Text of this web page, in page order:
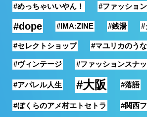
#めっちゃいいやん！ #ファッショ
#dope #IMA:ZINE #銭湯 #
#セレクトショップ #マユリカのう
#ヴィンテージ #ファッションスナ
#アパレル人生 #大阪 #落語
#ぼくらのアメ村エトセトラ #関西